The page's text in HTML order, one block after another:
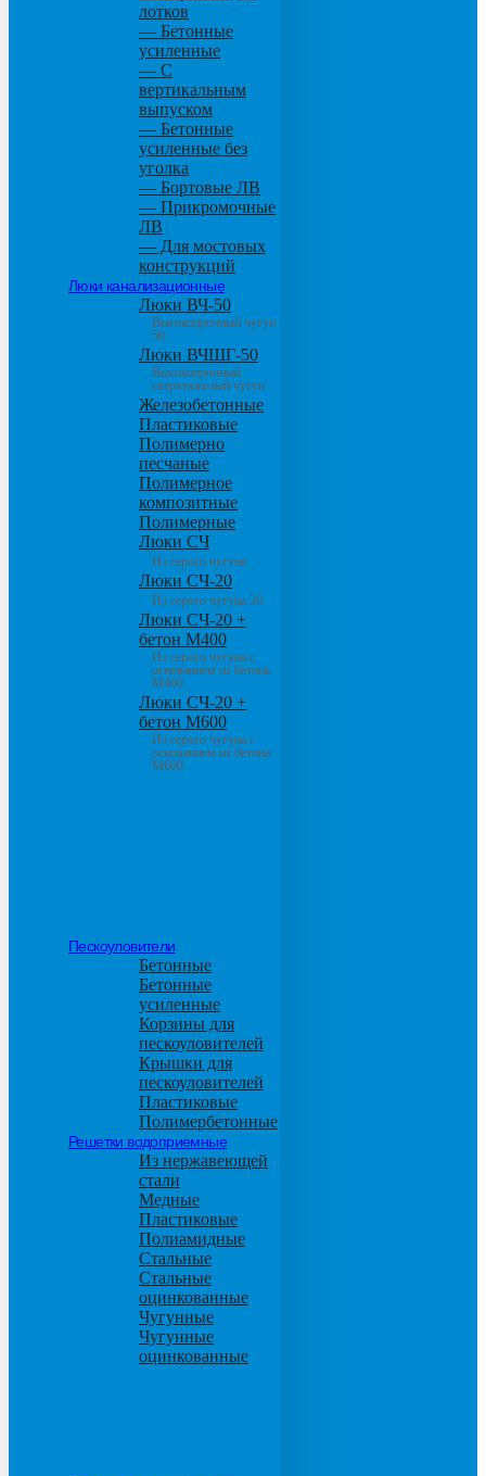
лотков
— Бетонные
усиленные
— С
вертикальным
выпуском
— Бетонные
усиленные без
уголка
— Бортовые ЛВ
— Прикромочные
ЛВ
— Для мостовых
конструкций
Люки канализационные
Люки ВЧ-50
Высокопрочный чугун
50
Люки ВЧШГ-50
Высокопрочный
сверхтяжелый чугун
Железобетонные
Пластиковые
Полимерно
песчаные
Полимерное
композитные
Полимерные
Люки СЧ
Из серого чугуна
Люки СЧ-20
Из серого чугуна 20
Люки СЧ-20 +
бетон М400
Из серого чугуна с
основанием из бетона
М400
Люки СЧ-20 +
бетон М600
Из серого чугуна с
основанием из бетона
М600
Пескоуловители
Бетонные
Бетонные
усиленные
Корзины для
пескоуловителей
Крышки для
пескоуловителей
Пластиковые
Полимербетонные
Решетки водоприемные
Из нержавеющей
стали
Медные
Пластиковые
Полиамидные
Стальные
Стальные
оцинкованные
Чугунные
Чугунные
оцинкованные